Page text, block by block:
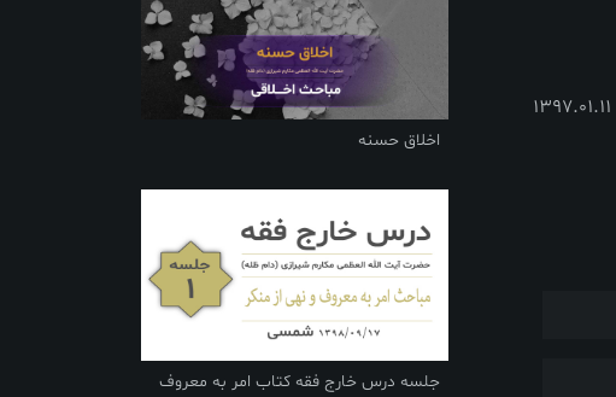
اخلاق حسنه
جلسه درس خارج فقه کتاب امر به معروف